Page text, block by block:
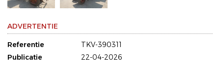
ADVERTENTIE
Referentie
TKV-390311
Publicatie
22-04-2026